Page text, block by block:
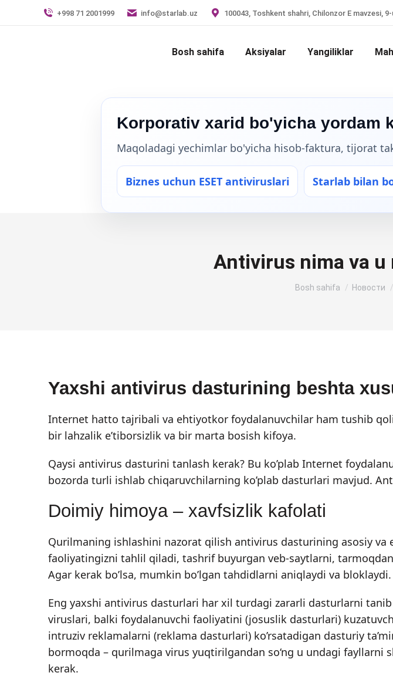
+998 71 2001999 info@starlab.uz 100043, Toshkent shahri, Chilonzor E mavzesi, 9-
Bosh sahifa Aksiyalar Yangiliklar
Antivirus nima va
Siz shu yerdasiz:
Bosh sahifa Новости
Yaxshi antivirus dasturining beshta
Internet hatto tajribali va ehtiyotkor foydalanuvchilar ham tushib
bir lahzalik e’tiborsizlik va bir marta bosish kifoya.
Qaysi antivirus dasturini tanlash kerak? Bu ko’plab Internet
bozorda turli ishlab chiqaruvchilarning ko’plab dasturlari mavjud.
Doimiy himoya – xavfsizlik kafolati
Qurilmaning ishlashini nazorat qilish antivirus dasturining asosiy
faoliyatingizni tahlil qiladi, tashrif buyurgan veb-saytlarni,
Agar kerak bo’lsa, mumkin bo’lgan tahdidlarni aniqlaydi va bloklaydi.
Eng yaxshi antivirus dasturlari har xil turdagi zararli dasturlarni
viruslari, balki foydalanuvchi faoliyatini (josuslik dasturlari)
intruziv reklamalarni (reklama dasturlari) ko’rsatadigan dasturiy
bormoqda – qurilmaga virus yuqtirilgandan so‘ng u undagi fayllarni
kerak.
Korporativ xarid bo'yicha yordam
Maqoladagi yechimlar bo'yicha hisob-faktura, tijorat
Biznes uchun ESET antiviruslari Starlab bilan